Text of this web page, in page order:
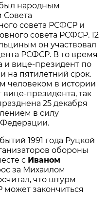
народным
Совета
совета РСФСР и
совета РСФСР. 12
он участвовал
РСФСР. В то время
и вице-президент по
на пятилетний срок.
человеком в истории
президента, так
25 декабря
в силу
1991 года Руцкой
обороны
с Иваном
за Михаилом
что штурм
закончиться